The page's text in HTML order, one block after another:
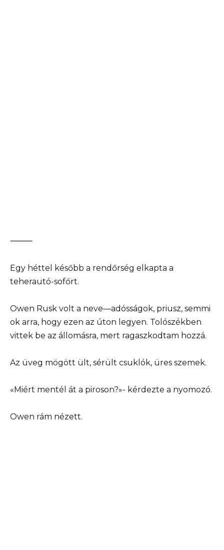
⸻
Egy héttel később a rendőrség elkapta a
teherautó-sofőrt.
Owen Rusk volt a neve—adósságok, priusz, semmi
ok arra, hogy ezen az úton legyen. Tolószékben
vittek be az állomásra, mert ragaszkodtam hozzá.
Az üveg mögött ült, sérült csuklók, üres szemek.
«Miért mentél át a piroson?»- kérdezte a nyomozó.
Owen rám nézett.